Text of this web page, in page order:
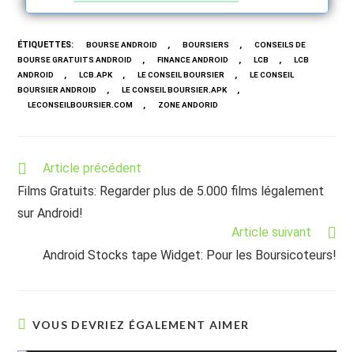
ÉTIQUETTES: BOURSE ANDROID , BOURSIERS ,
CONSEILS DE
BOURSE GRATUITS ANDROID
, FINANCE ANDROID , LCB ,
LCB
ANDROID
, LCB.APK , LE CONSEIL BOURSIER ,
LE CONSEIL
BOURSIER ANDROID
, LE CONSEIL BOURSIER.APK ,
LECONSEILBOURSIER.COM , ZONE ANDORID
Read
articles
Article précédent
Films Gratuits: Regarder plus de 5.000 films légalement
sur Android!
Article suivant
Android Stocks tape Widget: Pour les Boursicoteurs!
VOUS DEVRIEZ ÉGALEMENT AIMER